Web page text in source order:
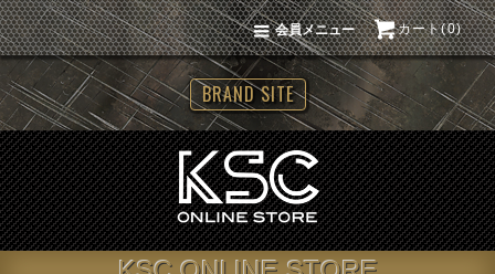
カート(0)
会員メニュー
BRAND SITE